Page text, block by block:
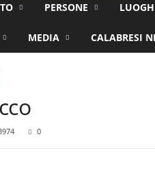
PERSONE
MEDIA CALABRESI
0